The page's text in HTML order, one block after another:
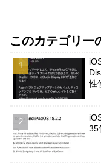
このカテゴリー
性
35